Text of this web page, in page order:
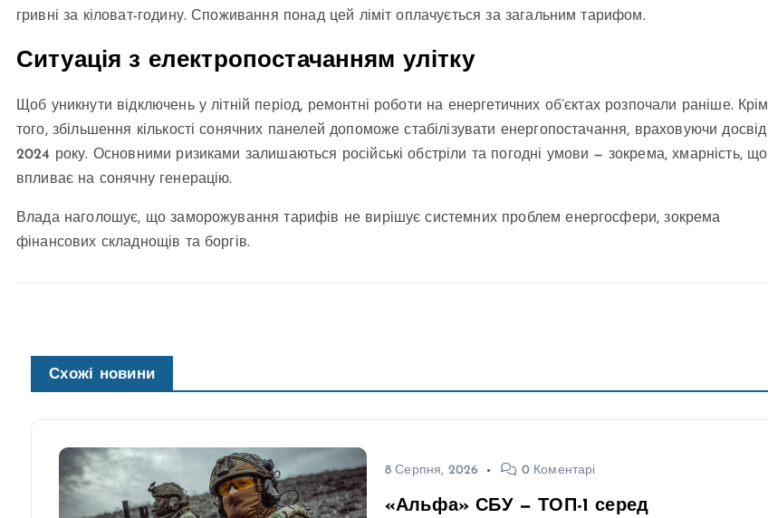
гривні за кіловат-годину. Споживання понад цей ліміт оплачується за загальним тарифом.
Ситуація з електропостачанням улітку
Щоб уникнути відключень у літній період, ремонтні роботи на енергетичних об’єктах розпочали раніше. Крім
того, збільшення кількості сонячних панелей допоможе стабілізувати енергопостачання, враховуючи досвід
2024 року. Основними ризиками залишаються російські обстріли та погодні умови — зокрема, хмарність, що
впливає на сонячну генерацію.
Влада наголошує, що заморожування тарифів не вирішує системних проблем енергосфери, зокрема
фінансових складнощів та боргів.
Схожі новини
8 Серпня, 2026 0 Коментарі
«Альфа» СБУ — ТОП-1 серед